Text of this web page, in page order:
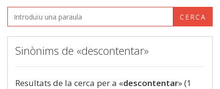
CERCA
Sinònims de «descontentar»
Resultats de la cerca per a «descontentar» (1